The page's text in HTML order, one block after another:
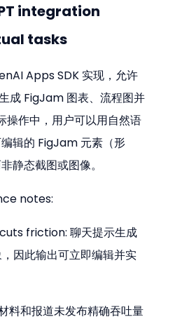
integration
tasks
Apps SDK 实现，允许
成 FigJam 图表、流程图并
操作中，用户可以用自然语
辑的 FigJam 元素（形
静态截图或图像。
notes:
friction: 聊天提示生成
因此输出可立即编辑并实
料和报道未发布精确吞吐量